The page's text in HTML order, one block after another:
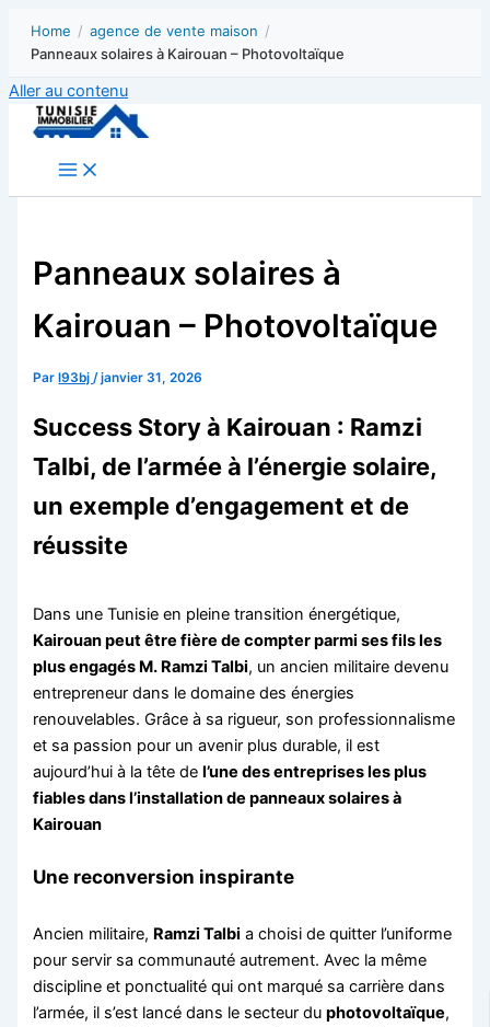
Home / agence de vente maison /
Panneaux solaires à Kairouan – Photovoltaïque
Aller au contenu
Panneaux solaires à
Kairouan – Photovoltaïque
Par l93bj/janvier 31, 2026
Success Story à Kairouan : Ramzi
Talbi, de l’armée à l’énergie solaire,
un exemple d’engagement et de
réussite
Dans une Tunisie en pleine transition énergétique,
Kairouan peut être fière de compter parmi ses fils les
plus engagés M. Ramzi Talbi, un ancien militaire devenu
entrepreneur dans le domaine des énergies
renouvelables. Grâce à sa rigueur, son professionnalisme
et sa passion pour un avenir plus durable, il est
aujourd’hui à la tête del’une des entreprises les plus
fiables dans l’installation de panneaux solaires à
Kairouan
Une reconversion inspirante
Ancien militaire, Ramzi Talbi a choisi de quitter l’uniforme
pour servir sa communauté autrement. Avec la même
discipline et ponctualité qui ont marqué sa carrière dans
l’armée, il s’est lancé dans le secteur duphotovoltaïque,